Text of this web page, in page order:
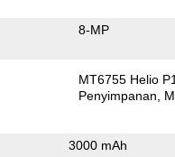
8-MP
MT6755 Helio
Penyimpanan
3000 mAh